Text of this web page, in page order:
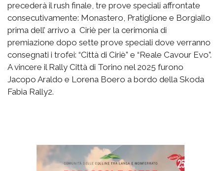
precederà il rush finale, tre prove speciali affrontate
consecutivamente: Monastero, Pratiglione e Borgiallo
prima dell’ arrivo a Ciriè per la cerimonia di
premiazione dopo sette prove speciali dove verranno
consegnati i trofei: “Città di Ciriè” e “Reale Cavour Evo”.
A vincere il Rally Città di Torino nel 2025 furono
Jacopo Araldo e Lorena Boero a bordo della Skoda
Fabia Rally2.